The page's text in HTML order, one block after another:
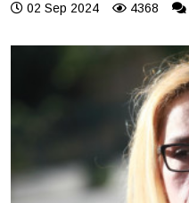
02 Sep 2024
4368